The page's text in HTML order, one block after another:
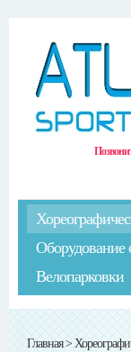
Оборудование
Велопарковки
Главная>